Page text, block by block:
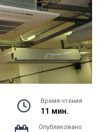
Время чтения
11 мин.
Опубликовано